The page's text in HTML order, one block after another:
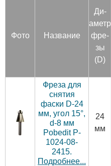
Фото Название
Ди­
аметр
фре­
зы
(D)
Фреза для
снятия
фаски D-24
мм, угол 15°,
d-8 мм
Pobedit P-
1024-08-
2415.
Подробнее...
24
мм